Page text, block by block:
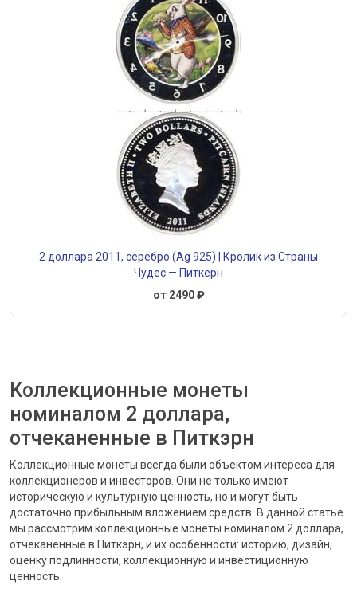
2 доллара 2011, серебро (Ag 925) | Кролик из Страны
Чудес — Питкерн
от 2490 ₽
Коллекционные монеты
номиналом 2 доллара,
отчеканенные в Питкэрн
Коллекционные монеты всегда были объектом интереса для
коллекционеров и инвесторов. Они не только имеют
историческую и культурную ценность, но и могут быть
достаточно прибыльным вложением средств. В данной статье
мы рассмотрим коллекционные монеты номиналом 2 доллара,
отчеканенные в Питкэрн, и их особенности: историю, дизайн,
оценку подлинности, коллекционную и инвестиционную
ценность.